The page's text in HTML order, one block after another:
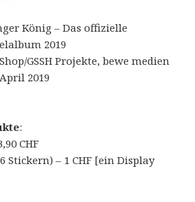
König – Das offizielle
2019
GSSH Projekte, bewe medien
2019
:
CHF
Stickern) – 1 CHF [ein Display